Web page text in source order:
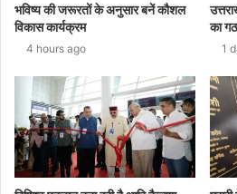
भविष्य की जरूरतों के अनुसार बनें कौशल
विकास कार्यक्रम
4 hours ago
का
1